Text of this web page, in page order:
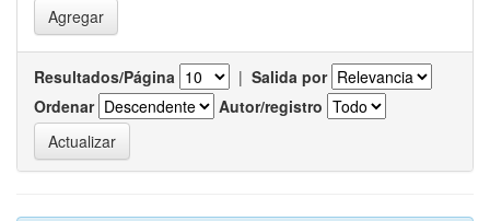
Resultados/Página | Salida por
Ordenar
Autor/registro